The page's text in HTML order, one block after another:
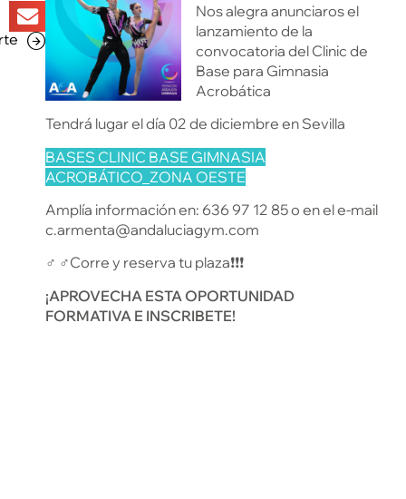
Nos alegra anunciaros el
lanzamiento de la
convocatoria del Clinic de
Base para Gimnasia
Acrobática
Tendrá lugar el día 02 de diciembre en Sevilla
BASES CLINIC BASE GIMNASIA
ACROBÁTICO_ZONA OESTE
Amplía información en: 636 97 12 85 o en el e-mail
c.armenta@andaluciagym.com
‍♂️ ‍♂️Corre y reserva tu plaza❗️❗️❗️
¡APROVECHA ESTA OPORTUNIDAD
FORMATIVA E INSCRIBETE!